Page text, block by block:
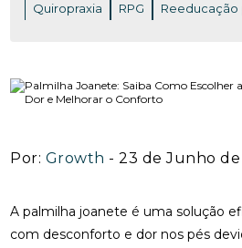
Por: Growth - 23 de Junho de
A palmilha joanete é uma solução
com desconforto e dor nos pés
ACUPUNTURA EM NITERÓI: DESCUBRA OS
BENEFÍCIOS DESSA TERAPIA
BENEFÍCIOS E ENCONTRE OS
ESPECIALISTAS NA REGIÃO
INCRÍVEIS PARA ALÍVIO
CIÁTICO E MELHORAR A
Quiropraxia RPG Reeducação
acupunturista consulta
fisioterapia de reabilitação